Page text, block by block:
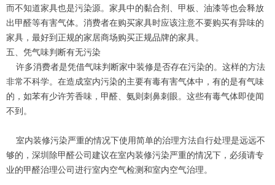
而不知道家具也是污染源。家具中的黏合剂、甲板、油漆等也会释放
出甲醛等有害气体。消费者在购买家具时应该注意不要购买有异味的
家具，最好到正规的家居商场购买正规品牌的家具。
五、凭气味判断有无污染
许多消费者是凭借气味判断家中装修是否存在污染的。这样的方法
非常不科学。在造成室内污染的主要有毒有害气体中，有的是有气味
的，如苯有少许芳香味，甲醛、氨则刺鼻刺眼。这些有毒气体即使闻
不到。
室内装修污染严重的情况下使用简单的治理方法自行处理是远远不
够的，深圳除甲醛公司建议在室内装修污染严重的情况下，必须请专
业的甲醛治理公司进行室内空气检测和室内空气治理。